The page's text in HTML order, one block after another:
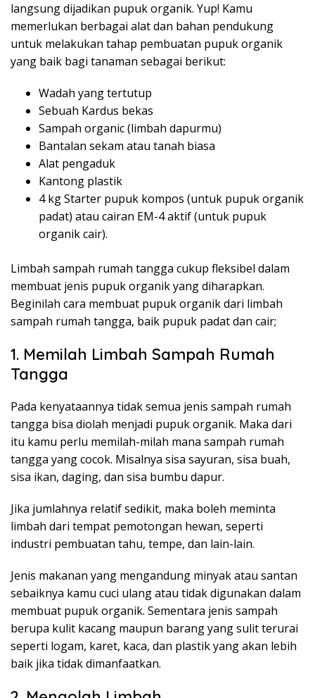
langsung dijadikan pupuk organik. Yup! Kamu
memerlukan berbagai alat dan bahan pendukung
untuk melakukan tahap pembuatan pupuk organik
yang baik bagi tanaman sebagai berikut:
Wadah yang tertutup
Sebuah Kardus bekas
Sampah organic (limbah dapurmu)
Bantalan sekam atau tanah biasa
Alat pengaduk
Kantong plastik
4 kg Starter pupuk kompos (untuk pupuk organik
padat) atau cairan EM-4 aktif (untuk pupuk
organik cair).
Limbah sampah rumah tangga cukup fleksibel dalam
membuat jenis pupuk organik yang diharapkan.
Beginilah cara membuat pupuk organik dari limbah
sampah rumah tangga, baik pupuk padat dan cair;
1. Memilah Limbah Sampah Rumah
Tangga
Pada kenyataannya tidak semua jenis sampah rumah
tangga bisa diolah menjadi pupuk organik. Maka dari
itu kamu perlu memilah-milah mana sampah rumah
tangga yang cocok. Misalnya sisa sayuran, sisa buah,
sisa ikan, daging, dan sisa bumbu dapur.
Jika jumlahnya relatif sedikit, maka boleh meminta
limbah dari tempat pemotongan hewan, seperti
industri pembuatan tahu, tempe, dan lain-lain.
Jenis makanan yang mengandung minyak atau santan
sebaiknya kamu cuci ulang atau tidak digunakan dalam
membuat pupuk organik. Sementara jenis sampah
berupa kulit kacang maupun barang yang sulit terurai
seperti logam, karet, kaca, dan plastik yang akan lebih
baik jika tidak dimanfaatkan.